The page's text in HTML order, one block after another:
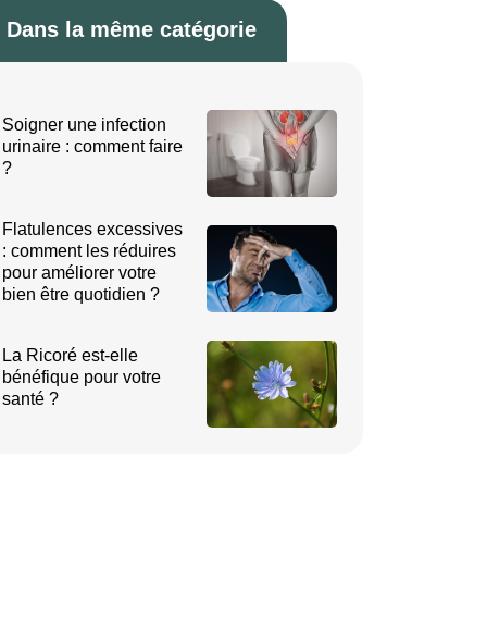
Dans la même catégorie
Soigner une infection
urinaire : comment faire
?
Flatulences excessives
: comment les réduires
pour améliorer votre
bien être quotidien ?
La Ricoré est-elle
bénéfique pour votre
santé ?